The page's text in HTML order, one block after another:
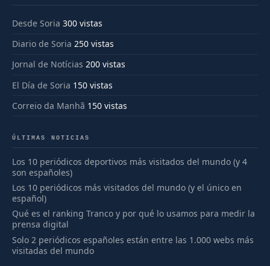
Desde Soria 300 vistas
Diario de Soria 250 vistas
Jornal de Notícias 200 vistas
El Día de Soria 150 vistas
Correio da Manhã 150 vistas
ÚLTIMAS NOTICIAS
Los 10 periódicos deportivos más visitados del mundo (y 4
son españoles)
Los 10 periódicos más visitados del mundo (y el único en
español)
Qué es el ranking Tranco y por qué lo usamos para medir la
prensa digital
Solo 2 periódicos españoles están entre las 1.000 webs más
visitadas del mundo